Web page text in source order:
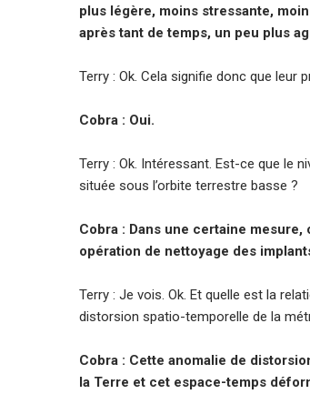
plus légère, moins stressante,
après tant de temps, un peu plus
Terry : Ok. Cela signifie donc que leur
Cobra : Oui.
Terry : Ok. Intéressant. Est-ce que le
située sous l’orbite terrestre basse ?
Cobra : Dans une certaine
opération de nettoyage des
Terry : Je vois. Ok. Et quelle est la
distorsion spatio-temporelle de la
Cobra : Cette anomalie de
la Terre et cet espace-temps